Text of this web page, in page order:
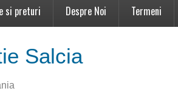
si preturi Despre Noi Termeni
Salcia